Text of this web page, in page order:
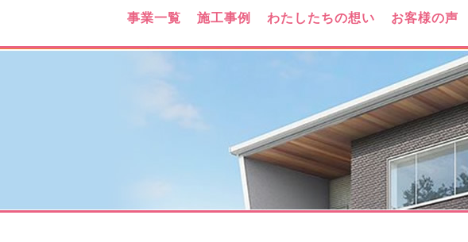
事業一覧 施工事例 わたしたちの想い お客様の声